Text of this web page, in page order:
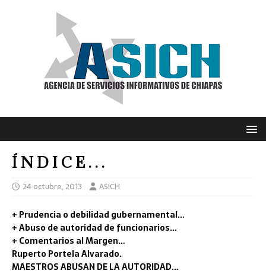
Í N D I C E . . .
24 octubre, 2013 ASICH
+ Prudencia o debilidad gubernamental…
+ Abuso de autoridad de funcionarios…
+ Comentarios al Margen…
Ruperto Portela Alvarado.
MAESTROS ABUSAN DE LA AUTORIDAD…